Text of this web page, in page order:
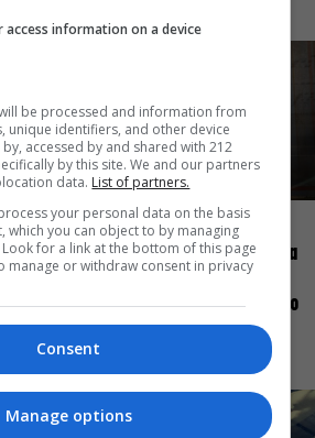
ΠΡΟΣΩΠΑ
Βαγγέλης Μπίκος: Έμαθα να
δίνω αξία στο ποιος είμαι
πάνω στη σκηνή και όχι στο
πως χορεύω
access information on a device
be processed and information from
unique identifiers, and other device
accessed by and shared with 212
by this site. We and our partners
data. List of partners.
your personal data on the basis
which you can object to by managing
for a link at the bottom of this page
manage or withdraw consent in privacy
Consent
Manage options